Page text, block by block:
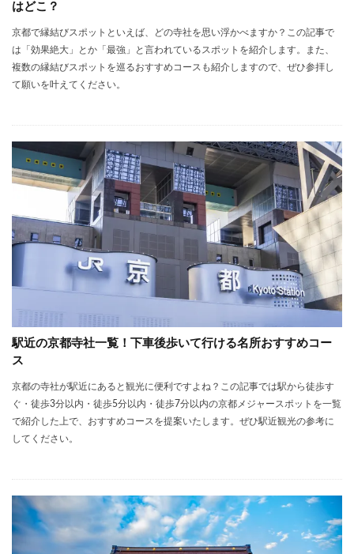
はどこ？
京都で縁結びスポットといえば、どの寺社を思い浮かべますか？この記事で
は「効果絶大」とか「最強」と言われているスポットを紹介します。また、
複数の縁結びスポットを巡るおすすめコースも紹介しますので、ぜひ参拝し
て願いを叶えてください。
駅近の京都寺社一覧！下車後歩いて行ける名所おすすめコー
ス
京都の寺社が駅近にあると観光に便利ですよね？この記事では駅から徒歩す
ぐ・徒歩3分以内・徒歩5分以内・徒歩7分以内の京都メジャースポットを一覧
で紹介した上で、おすすめコースを提案いたします。ぜひ駅近観光の参考に
してください。